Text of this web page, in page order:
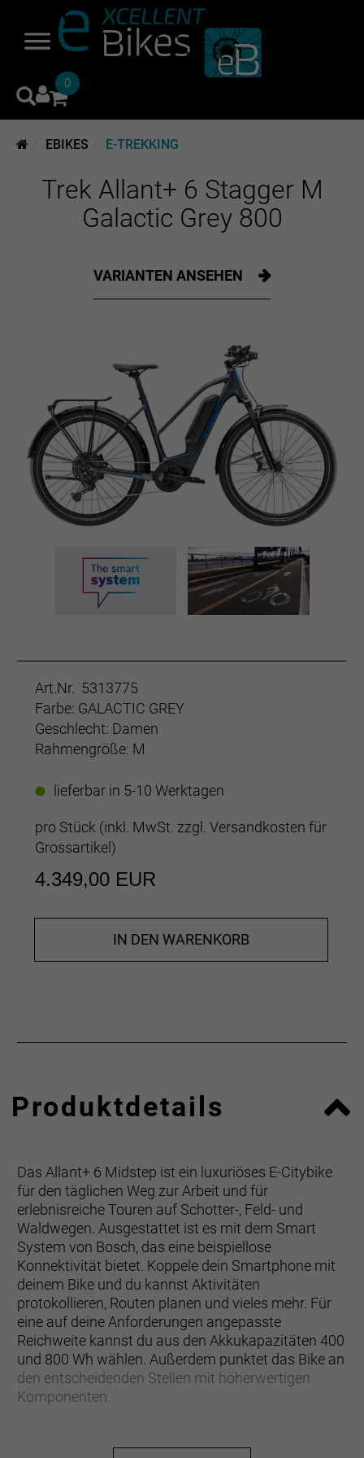
0
EBIKES E-TREKKING
Trek Allant+ 6 Stagger M
Galactic Grey 800
VARIANTEN ANSEHEN
Art.Nr. 5313775
Farbe: GALACTIC GREY
Geschlecht: Damen
Rahmengröße: M
lieferbar in 5-10 Werktagen
pro Stück (inkl. MwSt. zzgl. Versandkosten für
Grossartikel)
4.349,00 EUR
IN DEN WARENKORB
Produktdetails
Das Allant+ 6 Midstep ist ein luxuriöses E-Citybike
für den täglichen Weg zur Arbeit und für
erlebnisreiche Touren auf Schotter-, Feld- und
Waldwegen. Ausgestattet ist es mit dem Smart
System von Bosch, das eine beispiellose
Konnektivität bietet. Koppele dein Smartphone mit
deinem Bike und du kannst Aktivitäten
protokollieren, Routen planen und vieles mehr. Für
eine auf deine Anforderungen angepasste
Reichweite kannst du aus den Akkukapazitäten 400
und 800 Wh wählen. Außerdem punktet das Bike an
den entscheidenden Stellen mit höherwertigen
Komponenten.
sowohl flinke Fahrten in der Stadt als auch für